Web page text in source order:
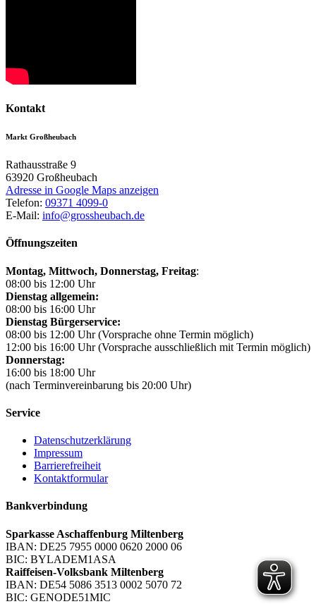
Kontakt
Markt Großheubach
Rathausstraße 9
63920 Großheubach
Adresse in Google Maps anzeigen
Telefon: 09371 4099-0
E-Mail: info@grossheubach.de
Öffnungszeiten
Montag, Mittwoch, Donnerstag, Freitag:
08:00 bis 12:00 Uhr
Dienstag allgemein:
08:00 bis 16:00 Uhr
Dienstag Bürgerservice:
08:00 bis 12:00 Uhr (Vorsprache ohne Termin möglich)
12:00 bis 16:00 Uhr (Vorsprache ausschließlich mit Termin möglich)
Donnerstag:
16:00 bis 18:00 Uhr
(nach Terminvereinbarung bis 20:00 Uhr)
Service
Datenschutzerklärung
Impressum
Barrierefreiheit
Kontaktformular
Bankverbindung
Sparkasse Aschaffenburg Miltenberg
IBAN: DE25 7955 0000 0620 2000 06
BIC: BYLADEM1ASA
Raiffeisen-Volksbank Miltenberg
IBAN: DE54 5086 3513 0002 5070 72
BIC: GENODE51MIC